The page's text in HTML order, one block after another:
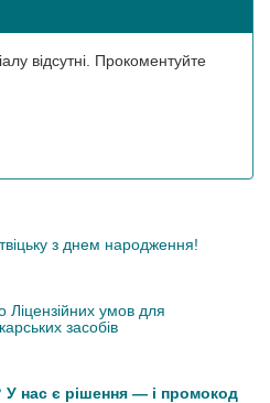
відсутні. Прокоментуйте
з днем народження!
Ліцензійних умов для
засобів
нас є рішення — і промокод